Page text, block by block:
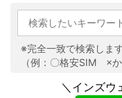
※完全一致で検索します
（例：〇格安SIM ×か
＼インズウ